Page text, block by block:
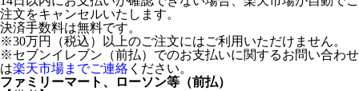
注文をキャンセルいたします。
決済手数料は無料です。
※30万円（税込）以上のご注文にはご利用いただけません。
※セブンイレブン（前払）でのお支払いに関するお問い合わせ
は楽天市場までご連絡 ください。
ファミリーマート、ローソン等（前払）